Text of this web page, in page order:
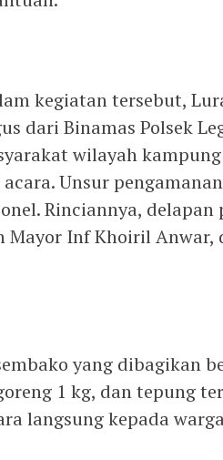
kegiatan tersebut,
dari Binamas Polsek
wilayah
Unsur
Rinciannya,
Inf Khoiril Anwar,
yang dibagikan
1 kg, dan tepung
langsung kepada